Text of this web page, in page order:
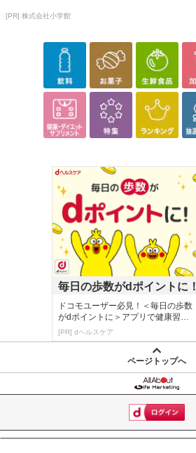
[PR] 株式会社小学館
毎日の歩数がdポイントに！
ドコモユーザー必見！＜毎日の歩数
がdポイントに＞アプリで健康習慣
が楽しく続く
[PR] dヘルスケア
ページトップへ